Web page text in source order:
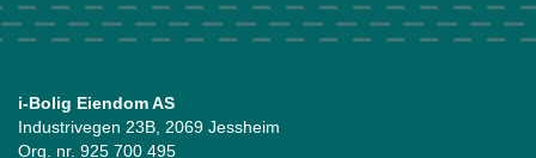
i-Bolig Eiendom AS
Industrivegen 23B, 2069 Jessheim
Org. nr. 925 700 495